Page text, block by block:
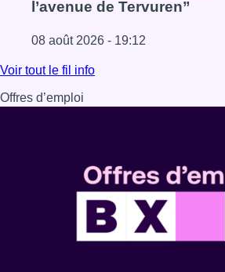
l’avenue de Tervuren”
08 août 2026 - 19:12
Lire l'article Marathon de contrôles
Voir tout le fil info
Offres d’emploi